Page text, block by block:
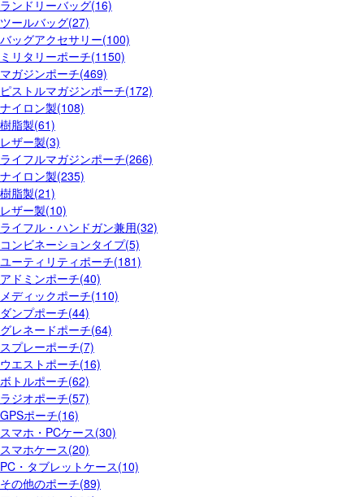
ランドリーバッグ(16)
ツールバッグ(27)
バッグアクセサリー(100)
ミリタリーポーチ(1150)
マガジンポーチ(469)
ピストルマガジンポーチ(172)
ナイロン製(108)
樹脂製(61)
レザー製(3)
ライフルマガジンポーチ(266)
ナイロン製(235)
樹脂製(21)
レザー製(10)
ライフル・ハンドガン兼用(32)
コンビネーションタイプ(5)
ユーティリティポーチ(181)
アドミンポーチ(40)
メディックポーチ(110)
ダンプポーチ(44)
グレネードポーチ(64)
スプレーポーチ(7)
ウエストポーチ(16)
ボトルポーチ(62)
ラジオポーチ(57)
GPSポーチ(16)
スマホ・PCケース(30)
スマホケース(20)
PC・タブレットケース(10)
その他のポーチ(89)